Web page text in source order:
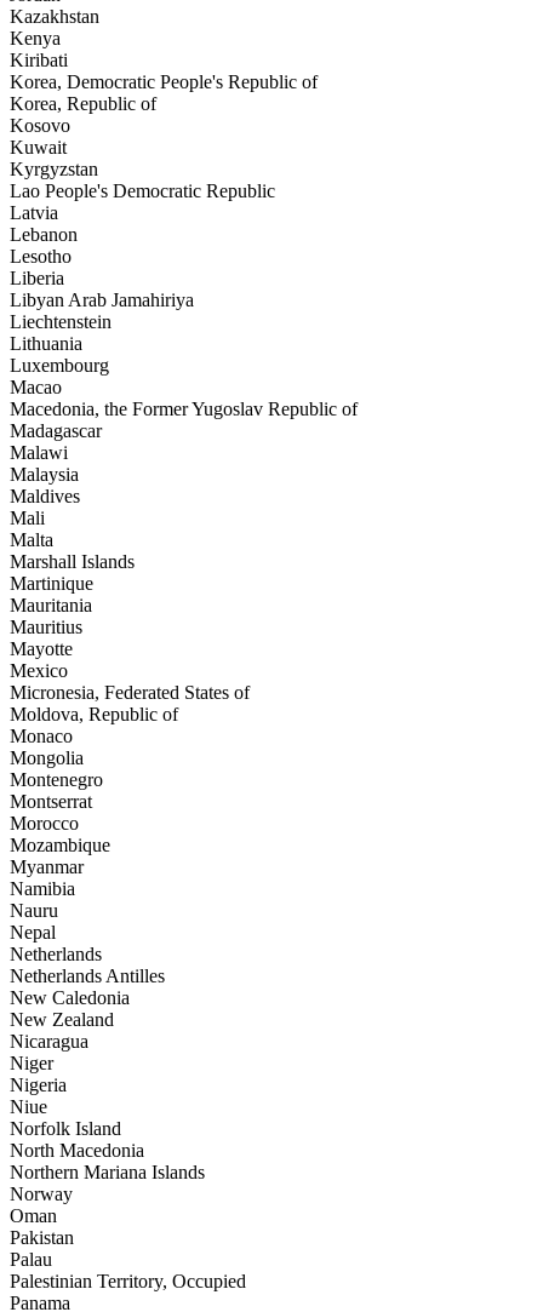
Kazakhstan
Kenya
Kiribati
Korea, Democratic People's Republic of
Korea, Republic of
Kosovo
Kuwait
Kyrgyzstan
Lao People's Democratic Republic
Latvia
Lebanon
Lesotho
Liberia
Libyan Arab Jamahiriya
Liechtenstein
Lithuania
Luxembourg
Macao
Macedonia, the Former Yugoslav Republic of
Madagascar
Malawi
Malaysia
Maldives
Mali
Malta
Marshall Islands
Martinique
Mauritania
Mauritius
Mayotte
Mexico
Micronesia, Federated States of
Moldova, Republic of
Monaco
Mongolia
Montenegro
Montserrat
Morocco
Mozambique
Myanmar
Namibia
Nauru
Nepal
Netherlands
Netherlands Antilles
New Caledonia
New Zealand
Nicaragua
Niger
Nigeria
Niue
Norfolk Island
North Macedonia
Northern Mariana Islands
Norway
Oman
Pakistan
Palau
Palestinian Territory, Occupied
Panama